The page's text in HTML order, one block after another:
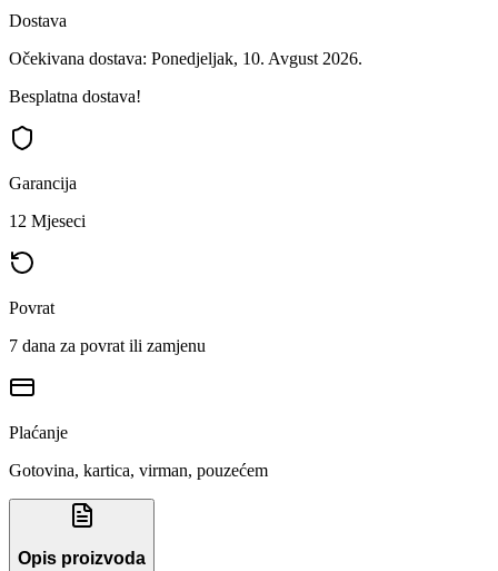
Dostava
Očekivana dostava: Ponedjeljak, 10. Avgust 2026.
Besplatna dostava!
Garancija
12 Mjeseci
Povrat
7 dana za povrat ili zamjenu
Plaćanje
Gotovina, kartica, virman, pouzećem
Opis proizvoda